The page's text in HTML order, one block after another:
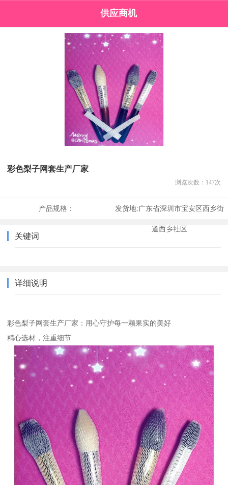
供应商机
彩色梨子网套生产厂家
浏览次数： 147次
产品规格： 发货地:广东省深圳市宝安区西乡街
道西乡社区
关键词
详细说明
彩色梨子网套生产厂家：用心守护每一颗果实的美好
精心选材，注重细节